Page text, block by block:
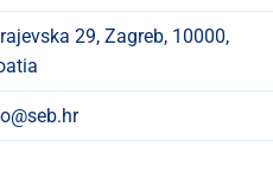
29, Zagreb, 10000,